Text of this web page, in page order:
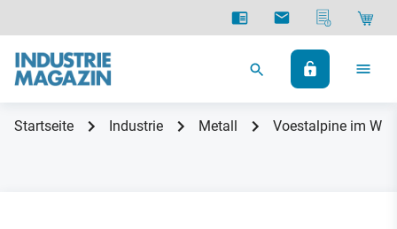
Startseite Industrie Metall Voestalpine im